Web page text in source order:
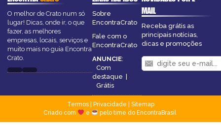
O melhor de Crato num só
lugar! Dicas, onde ir, o que
fazer, as melhores
empresas, locais, serviços e
muito mais no guia Encontra
Crato.
Sobre
EncontraCrato
Fale com o
EncontraCrato
ANUNCIE:
Com
destaque |
Grátis
MAIL
Receba grátis as
principais notícias,
dicas e promoções
Termos| Privacidade
Sitemap
Criado com
e pelo time do EncontraBrasil